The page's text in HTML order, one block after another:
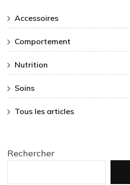
Accessoires
Comportement
Nutrition
Soins
Tous les articles
Rechercher